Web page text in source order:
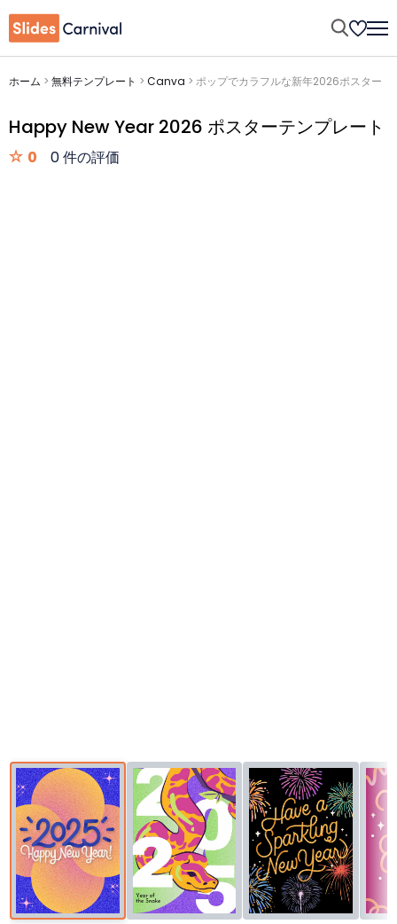
ホーム > 無料テンプレート > Canva > ポップでカラフルな新年2026ポスター
Happy New Year 2026 ポスターテンプレート
0 0 件の評価